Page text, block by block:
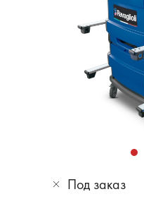
Под заказ